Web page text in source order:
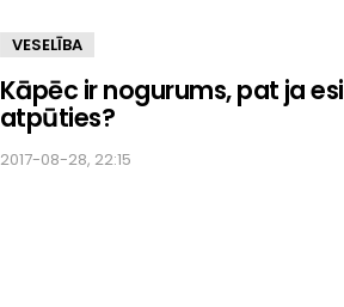
VESELĪBA
Kāpēc ir nogurums, pat ja esi
atpūties?
2017-08-28, 22:15